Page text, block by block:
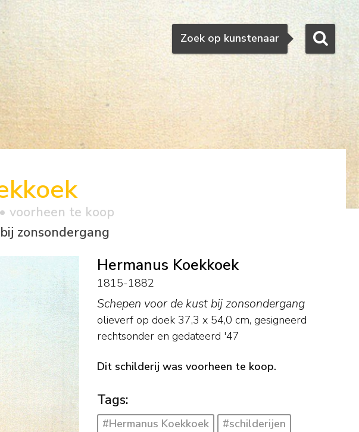
Zoeken
Zoek op kunstenaar
• voorheen te koop
zonsondergang
Hermanus Koekkoek
1815-1882
Schepen voor de kust bij zonsondergang
olieverf op doek 37,3 x 54,0 cm, gesigneerd
rechtsonder en gedateerd '47
Dit schilderij was voorheen te koop.
Tags:
#Hermanus Koekkoek
#schilderijen